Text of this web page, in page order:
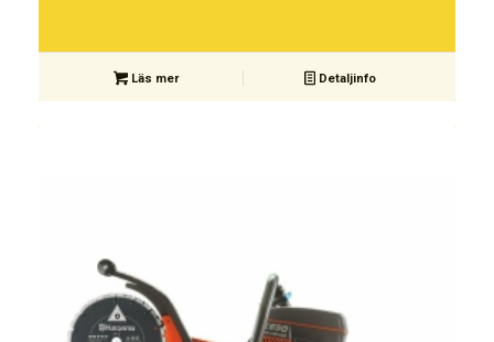
Läs mer Detaljinfo